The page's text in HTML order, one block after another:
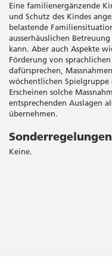
Eine familienergänzende
und Schutz des Kindes
belastende
ausserhäuslichen
kann. Aber auch Aspekte
Förderung von
dafürsprechen,
wöchentlichen
Erscheinen solche
entsprechenden Auslagen
übernehmen.
Keine.